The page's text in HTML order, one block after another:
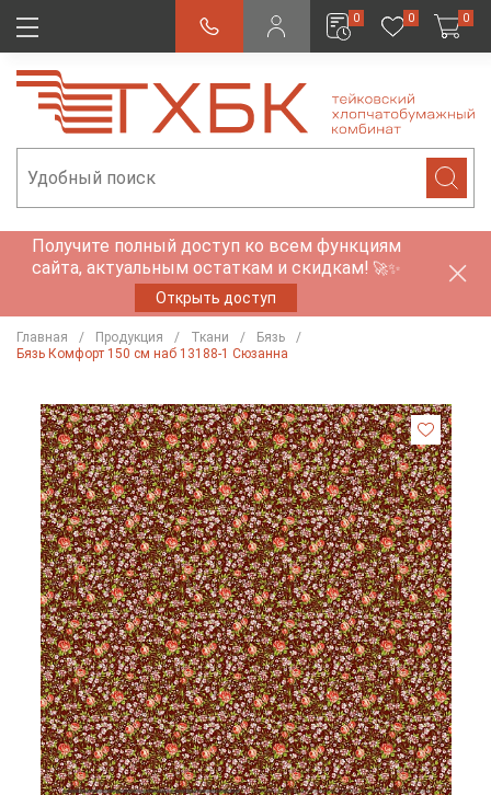
0 0 0
Получите полный доступ ко всем функциям
сайта, актуальным остаткам и скидкам! 🚀✨
Открыть доступ
Главная Продукция Ткани
Бязь
Бязь Комфорт 150 см наб 13188-1 Сюзанна